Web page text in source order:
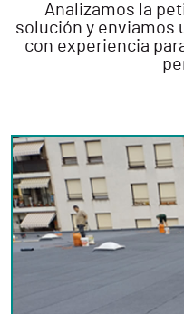
Analizamos la
solución y enviamos
con experiencia